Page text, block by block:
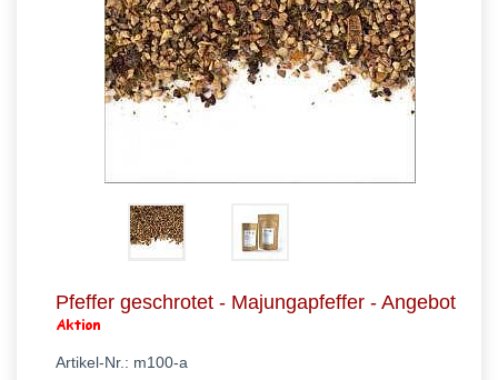
Pfeffer geschrotet - Majungapfeffer - Angebot
Artikel-Nr.: m100-a